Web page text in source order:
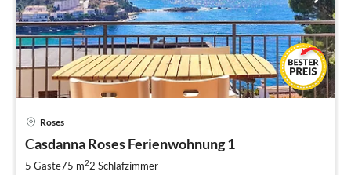
Roses
Casdanna Roses Ferienwohnung 1
5 Gäste75 m22 Schlafzimmer